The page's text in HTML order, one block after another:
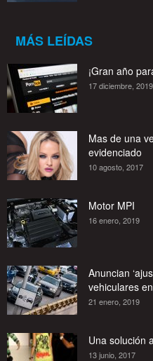
MÁS LEÍDAS
¡Gran año
17 diciembre, 2019
Mas de una
evidenciado
10 agosto, 2017
Motor MPI
16 enero, 2019
Anuncian
vehiculares
21 enero, 2019
Una solución
13 junio, 2017